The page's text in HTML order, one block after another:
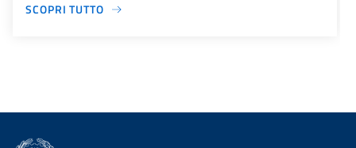
SCOPRI TUTTO